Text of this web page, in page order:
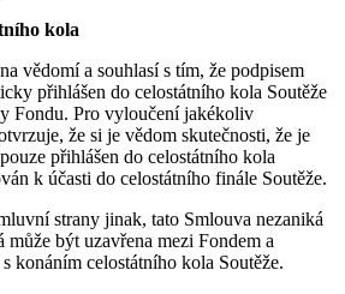
kola
vědomí a souhlasí s tím, že podpisem
přihlášen do celostátního kola Soutěže
Fondu. Pro vyloučení jakékoliv
že si je vědom skutečnosti, že je
přihlášen do celostátního kola
k účasti do celostátního finále Soutěže.
strany jinak, tato Smlouva nezaniká
může být uzavřena mezi Fondem a
konáním celostátního kola Soutěže.